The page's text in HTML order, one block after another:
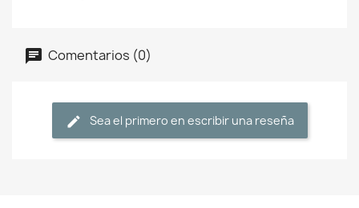
Comentarios (0)
Sea el primero en escribir una reseña